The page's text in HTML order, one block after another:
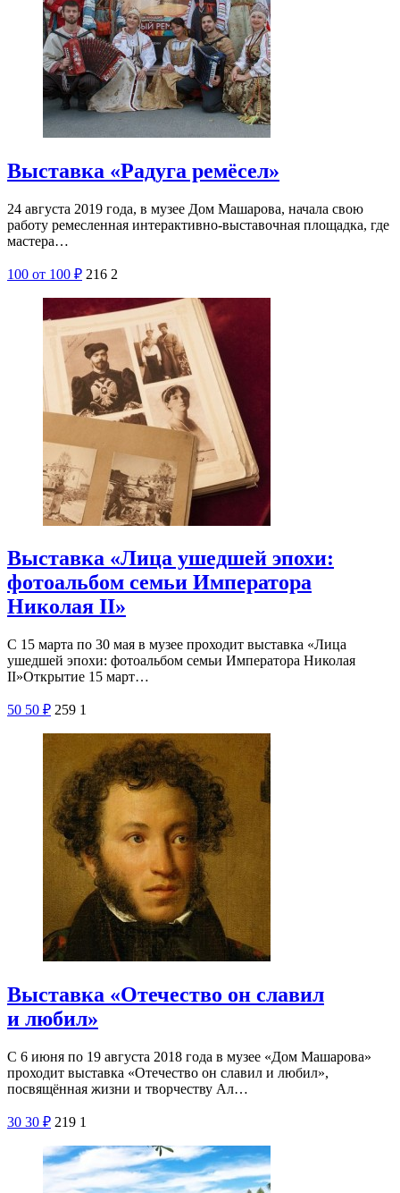
Выставка «Радуга ремёсел»
24 августа 2019 года, в музее Дом Машарова, начала свою
работу ремесленная интерактивно-выставочная площадка, где
мастера…
100 от 100 ₽ 216 2
Выставка «Лица ушедшей эпохи:
фотоальбом семьи Императора
Николая II»
С 15 марта по 30 мая в музее проходит выставка «Лица
ушедшей эпохи: фотоальбом семьи Императора Николая
II»Открытие 15 март…
50 50 ₽ 259 1
Выставка «Отечество он славил
и любил»
С 6 июня по 19 августа 2018 года в музее «Дом Машарова»
проходит выставка «Отечество он славил и любил»,
посвящённая жизни и творчеству Ал…
30 30 ₽ 219 1